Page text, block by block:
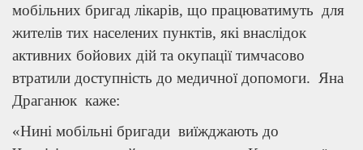
мобільних бригад лікарів, що працюватимуть для
жителів тих населених пунктів, які внаслідок
активних бойових дій та окупації тимчасово
втратили доступність до медичної допомоги. Яна
Драганюк каже:
«Нині мобільні бригади виїжджають до